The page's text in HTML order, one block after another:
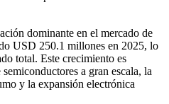
dominante en el mercado de
USD 250.1 millones en 2025, lo
total. Este crecimiento es
a gran escala, la
y la expansión electrónica